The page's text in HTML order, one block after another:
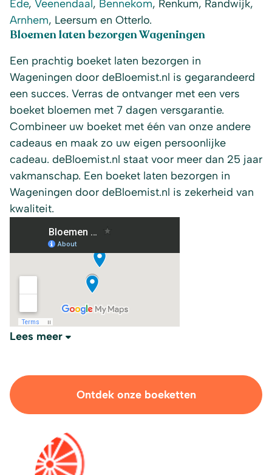
Ede, Veenendaal, Bennekom, Renkum, Randwijk,
Arnhem, Leersum en Otterlo.
Bloemen laten bezorgen Wageningen
Een prachtig boeket laten bezorgen in
Wageningen door deBloemist.nl is gegarandeerd
een succes. Verras de ontvanger met een vers
boeket bloemen met 7 dagen versgarantie.
Combineer uw boeket met één van onze andere
cadeaus en maak zo uw eigen persoonlijke
cadeau. deBloemist.nl staat voor meer dan 25 jaar
vakmanschap. Een boeket laten bezorgen in
Wageningen door deBloemist.nl is zekerheid van
kwaliteit.
Lees meer
Ontdek onze boeketten